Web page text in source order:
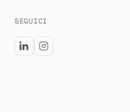
SEGUICI